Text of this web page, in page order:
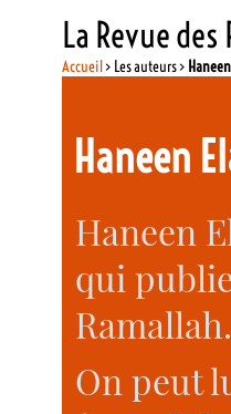
La Revue
Accueil> Les auteurs >
Haneen
Haneen
qui
Ramallah.
On peut